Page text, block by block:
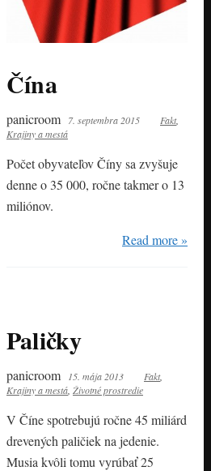
Čína
panicroom 7. septembra 2015 Fakt,
Krajiny a mestá
Počet obyvateľov Číny sa zvyšuje
denne o 35 000, ročne takmer o 13
miliónov.
Read more »
Paličky
panicroom 15. mája 2013 Fakt,
Krajiny a mestá Životné prostredie
V Číne spotrebujú ročne 45 miliárd
drevených paličiek na jedenie.
Musia kvôli tomu vyrúbať 25